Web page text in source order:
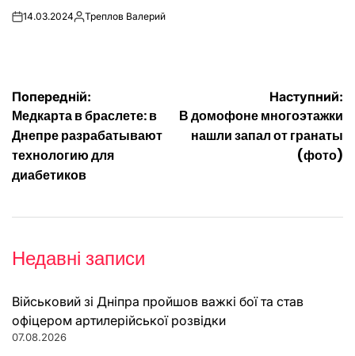
on14.03.2024Опубліковано
Треплов Валерий
Навігація
записів
Попередній:
Медкарта в браслете: в
Днепре разрабатывают
технологию для
диабетиков
Наступний:
В домофоне многоэтажки
нашли запал от гранаты
(фото)
Недавні записи
Військовий зі Дніпра пройшов важкі бої та став
офіцером артилерійської розвідки
07.08.2026